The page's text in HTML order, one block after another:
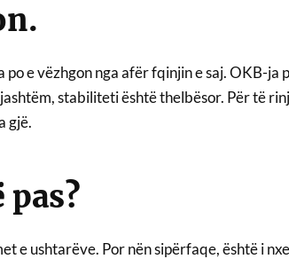
e vëzhgon nga afër fqinjin e saj. OKB-ja
stabiliteti është thelbësor. Për të
gjë.
pas?
e ushtarëve. Por nën sipërfaqe, është i